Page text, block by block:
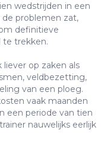
wedstrijden in een
problemen zat,
definitieve
te trekken.
liever op zaken als
veldbezetting,
van een ploeg.
vaak maanden
een periode van tien
nauwelijks eerlijk